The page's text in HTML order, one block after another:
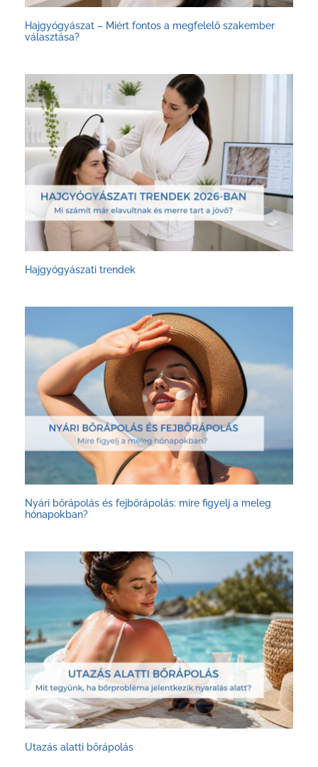
Hajgyógyászat – Miért fontos a megfelelő szakember
választása?
Hajgyógyászati trendek
Nyári bőrápolás és fejbőrápolás: mire figyelj a meleg
hónapokban?
Utazás alatti bőrápolás